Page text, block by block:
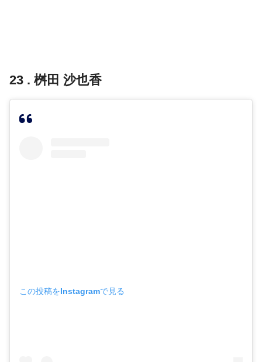
23 . 桝田 沙也香
この投稿をInstagramで見る